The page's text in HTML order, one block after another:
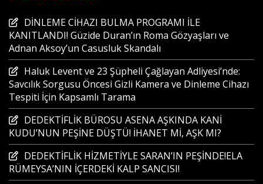
DİNLEME CİHAZI BULMA PROGRAMI İLE
KANITLANDI! Güzide Duran’ın Roma Gözyaşları ve
Adnan Aksoy’un Casusluk Skandalı
Haluk Levent ve 23 Şüpheli Çağlayan Adliyesi’nde:
Savcılık Sorgusu Öncesi Gizli Kamera ve Dinleme Cihazı
Tespiti İçin Kapsamlı Tarama
DEDEKTİFLİK BÜROSU ASENA AŞKINDA KANİ
KUDU’NUN PEŞİNE DÜŞTÜ! İHANET Mİ, AŞK MI?
DEDEKTİFLİK HİZMETİYLE SARAN’IN PEŞİNDE!ELA
RÜMEYSA’NIN İÇERDEKİ KALP SANCISI!